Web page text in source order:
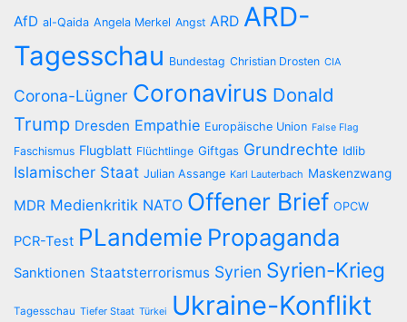
AfD al-Qaida Angela Merkel Angst ARD ARD-
Tagesschau Bundestag Christian Drosten CIA
Corona-Lügner Coronavirus Donald
Trump Dresden Empathie Europäische Union False Flag
Faschismus Flugblatt Flüchtlinge Giftgas Grundrechte Idlib
Islamischer Staat Julian Assange Karl Lauterbach Maskenzwang
MDR Medienkritik NATO Offener Brief OPCW
PCR-Test PLandemie Propaganda
Sanktionen Staatsterrorismus Syrien Syrien-Krieg
Tagesschau Tiefer Staat Türkei Ukraine-Konflikt